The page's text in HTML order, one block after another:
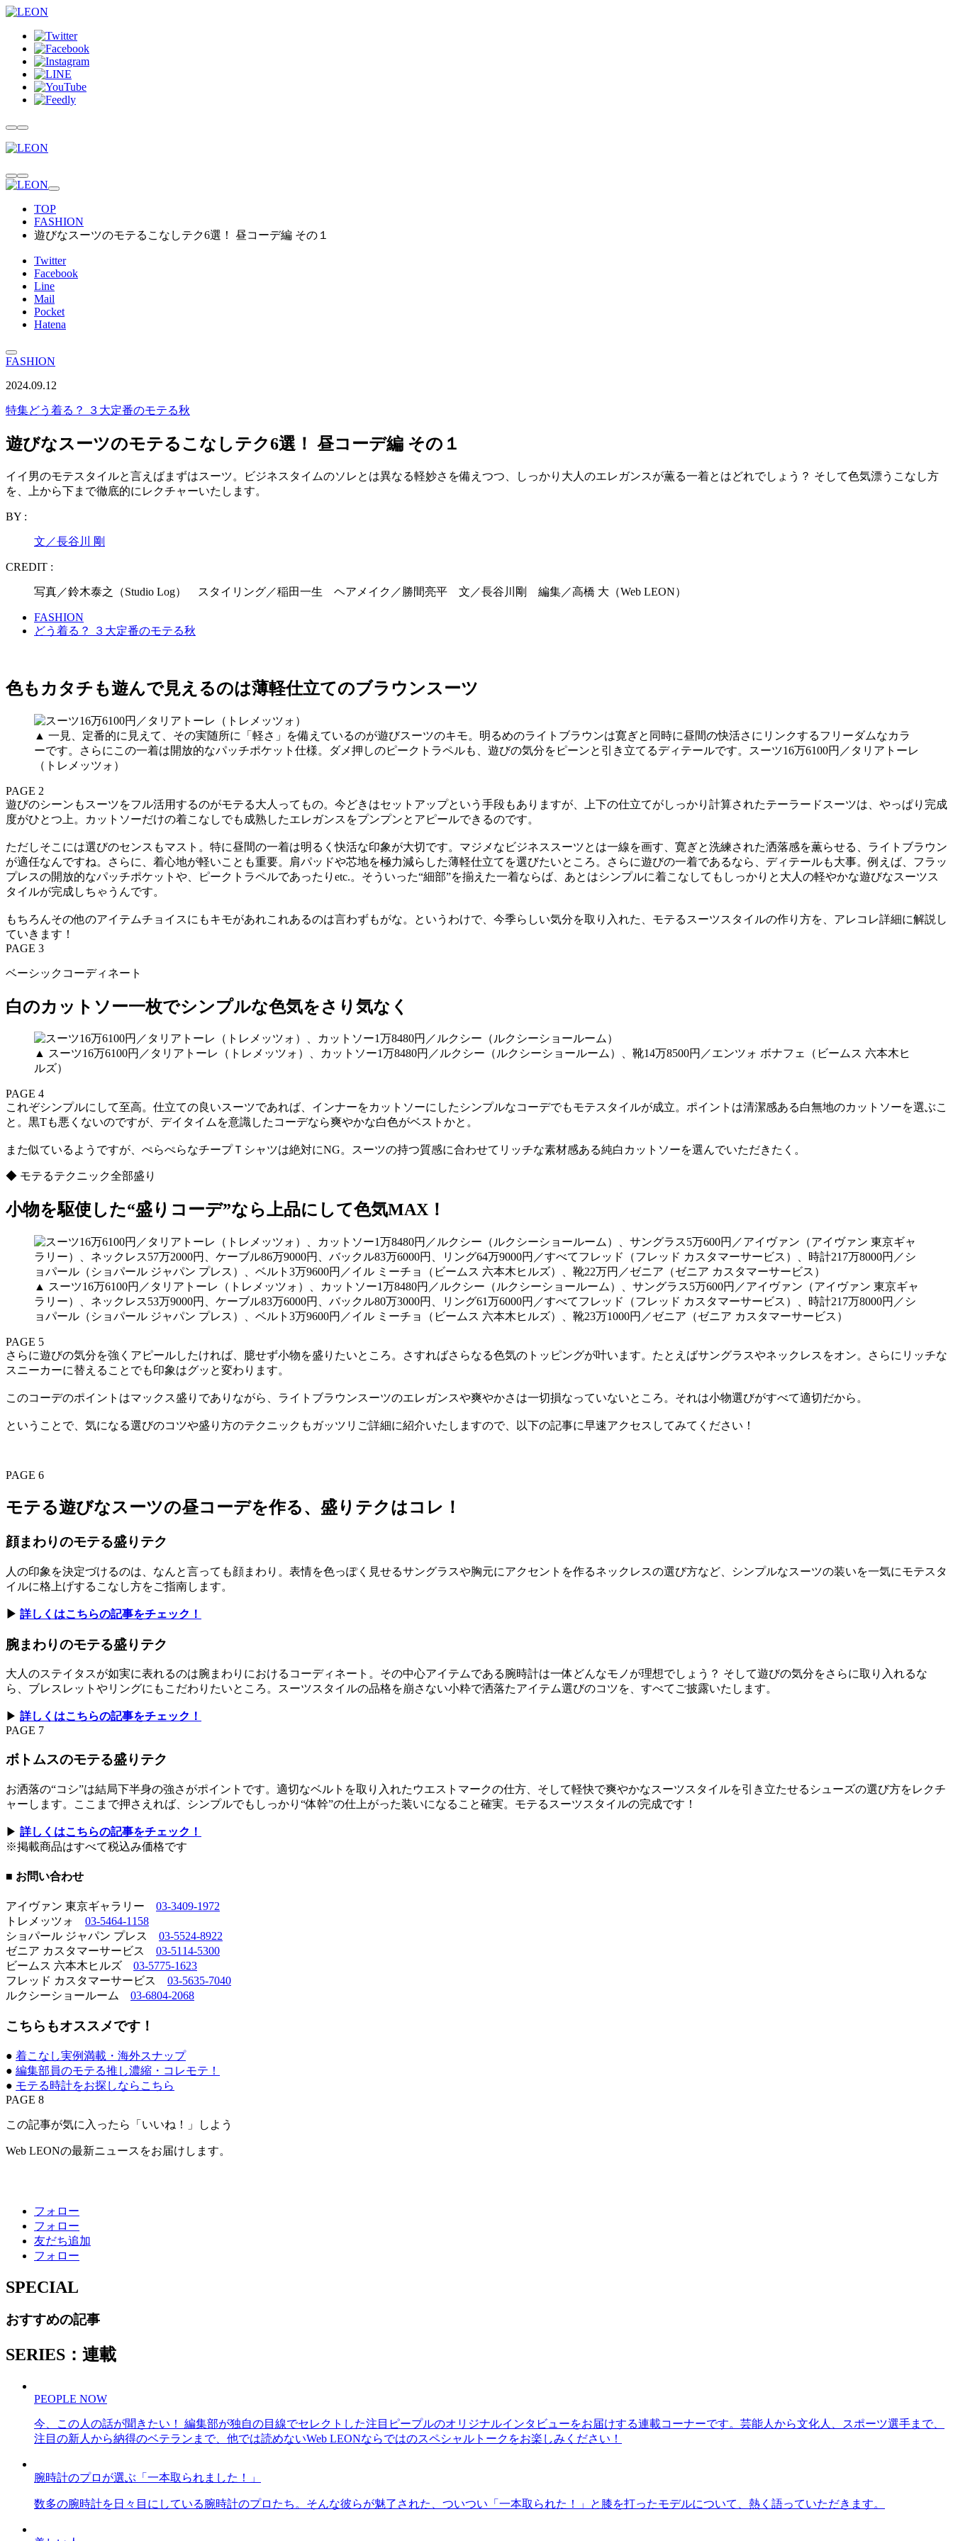
TOP
FASHION
遊びなスーツのモテるこなしテク6選！ 昼コーデ編 その１
Twitter
Facebook
Line
Mail
Pocket
Hatena
FASHION
2024.09.12
特集どう着る？ ３大定番のモテる秋
遊びなスーツのモテるこなしテク6選！ 昼コーデ編 その１
イイ男のモテスタイルと言えばまずはスーツ。ビジネスタイムのソレとは異なる軽妙さを備えつつ、しっかり大人のエレガンスが薫る一着とはどれでしょう？ そして色気漂うこなし方
を、上から下まで徹底的にレクチャーいたします。
BY :
文／長谷川 剛
CREDIT :
写真／鈴木泰之（Studio Log） スタイリング／稲田一生 ヘアメイク／勝間亮平 文／長谷川剛 編集／高橋 大（Web LEON）
FASHION
どう着る？ ３大定番のモテる秋
色もカタチも遊んで見えるのは薄軽仕立てのブラウンスーツ
▲ 一見、定番的に見えて、その実随所に「軽さ」を備えているのが遊びスーツのキモ。明るめのライトブラウンは寛ぎと同時に昼間の快活さにリンクするフリーダムなカラ
ーです。さらにこの一着は開放的なパッチポケット仕様。ダメ押しのピークトラペルも、遊びの気分をピーンと引き立てるディテールです。スーツ16万6100円／タリアトーレ
（トレメッツォ）
PAGE 2
遊びのシーンもスーツをフル活用するのがモテる大人ってもの。今どきはセットアップという手段もありますが、上下の仕立てがしっかり計算されたテーラードスーツは、やっぱり完成
度がひとつ上。カットソーだけの着こなしでも成熟したエレガンスをプンプンとアピールできるのです。
ただしそこには選びのセンスもマスト。特に昼間の一着は明るく快活な印象が大切です。マジメなビジネススーツとは一線を画す、寛ぎと洗練された洒落感を薫らせる、ライトブラウン
が適任なんですね。さらに、着心地が軽いことも重要。肩パッドや芯地を極力減らした薄軽仕立てを選びたいところ。さらに遊びの一着であるなら、ディテールも大事。例えば、フラッ
プレスの開放的なパッチポケットや、ピークトラペルであったりetc.。そういった“細部”を揃えた一着ならば、あとはシンプルに着こなしてもしっかりと大人の軽やかな遊びなスーツス
タイルが完成しちゃうんです。
もちろんその他のアイテムチョイスにもキモがあれこれあるのは言わずもがな。というわけで、今季らしい気分を取り入れた、モテるスーツスタイルの作り方を、アレコレ詳細に解説し
ていきます！
PAGE 3
ベーシックコーディネート
白のカットソー一枚でシンプルな色気をさり気なく
▲ スーツ16万6100円／タリアトーレ（トレメッツォ）、カットソー1万8480円／ルクシー（ルクシーショールーム）、靴14万8500円／エンツォ ボナフェ（ビームス 六本木ヒ
ルズ）
PAGE 4
これぞシンプルにして至高。仕立ての良いスーツであれば、インナーをカットソーにしたシンプルなコーデでもモテスタイルが成立。ポイントは清潔感ある白無地のカットソーを選ぶこ
と。黒Tも悪くないのですが、デイタイムを意識したコーデなら爽やかな白色がベストかと。
また似ているようですが、ぺらぺらなチープＴシャツは絶対にNG。スーツの持つ質感に合わせてリッチな素材感ある純白カットソーを選んでいただきたく。
◆ モテるテクニック全部盛り
小物を駆使した“盛りコーデ”なら上品にして色気MAX！
▲ スーツ16万6100円／タリアトーレ（トレメッツォ）、カットソー1万8480円／ルクシー（ルクシーショールーム）、サングラス5万600円／アイヴァン（アイヴァン 東京ギャ
ラリー）、ネックレス53万9000円、ケーブル83万6000円、バックル80万3000円、リング61万6000円／すべてフレッド（フレッド カスタマーサービス）、時計217万8000円／シ
ョパール（ショパール ジャパン プレス）、ベルト3万9600円／イル ミーチョ（ビームス 六本木ヒルズ）、靴23万1000円／ゼニア（ゼニア カスタマーサービス）
PAGE 5
さらに遊びの気分を強くアピールしたければ、臆せず小物を盛りたいところ。さすればさらなる色気のトッピングが叶います。たとえばサングラスやネックレスをオン。さらにリッチな
スニーカーに替えることでも印象はグッと変わります。
このコーデのポイントはマックス盛りでありながら、ライトブラウンスーツのエレガンスや爽やかさは一切損なっていないところ。それは小物選びがすべて適切だから。
ということで、気になる選びのコツや盛り方のテクニックもガッツリご詳細に紹介いたしますので、以下の記事に早速アクセスしてみてください！
PAGE 6
モテる遊びなスーツの昼コーデを作る、盛りテクはコレ！
顔まわりのモテる盛りテク
人の印象を決定づけるのは、なんと言っても顔まわり。表情を色っぽく見せるサングラスや胸元にアクセントを作るネックレスの選び方など、シンプルなスーツの装いを一気にモテスタ
イルに格上げするこなし方をご指南します。
▶︎ 詳しくはこちらの記事をチェック！
腕まわりのモテる盛りテク
大人のステイタスが如実に表れるのは腕まわりにおけるコーディネート。その中心アイテムである腕時計は一体どんなモノが理想でしょう？ そして遊びの気分をさらに取り入れるな
ら、ブレスレットやリングにもこだわりたいところ。スーツスタイルの品格を崩さない小粋で洒落たアイテム選びのコツを、すべてご披露いたします。
▶︎ 詳しくはこちらの記事をチェック！
PAGE 7
ボトムスのモテる盛りテク
お洒落の“コシ”は結局下半身の強さがポイントです。適切なベルトを取り入れたウエストマークの仕方、そして軽快で爽やかなスーツスタイルを引き立たせるシューズの選び方をレクチ
ャーします。ここまで押さえれば、シンプルでもしっかり“体幹”の仕上がった装いになること確実。モテるスーツスタイルの完成です！
▶︎ 詳しくはこちらの記事をチェック！
※掲載商品はすべて税込み価格です
■ お問い合わせ
アイヴァン 東京ギャラリー 03-3409-1972
トレメッツォ 03-5464-1158
ショパール ジャパン プレス 03-5524-8922
ゼニア カスタマーサービス 03-5114-5300
ビームス 六本木ヒルズ 03-5775-1623
フレッド カスタマーサービス 03-5635-7040
ルクシーショールーム 03-6804-2068
こちらもオススメです！
● 着こなし実例満載・海外スナップ
● 編集部員のモテる推し濃縮・コレモテ！
● モテる時計をお探しならこちら
PAGE 8
この記事が気に入ったら「いいね！」しよう
Web LEONの最新ニュースをお届けします。
フォロー
フォロー
友だち追加
フォロー
SPECIAL
おすすめの記事
SERIES：連載
PEOPLE NOW
今、この人の話が聞きたい！ 編集部が独自の目線でセレクトした注目ピープルのオリジナルインタビューをお届けする連載コーナーです。芸能人から文化人、スポーツ選手まで、
注目の新人から納得のベテランまで、他では読めないWeb LEONならではのスペシャルトークをお楽しみください！
腕時計のプロが選ぶ「一本取られました！」
数多の腕時計を日々目にしている腕時計のプロたち。そんな彼らが魅了された、ついつい「一本取られた！」と膝を打ったモデルについて、熱く語っていただきます。